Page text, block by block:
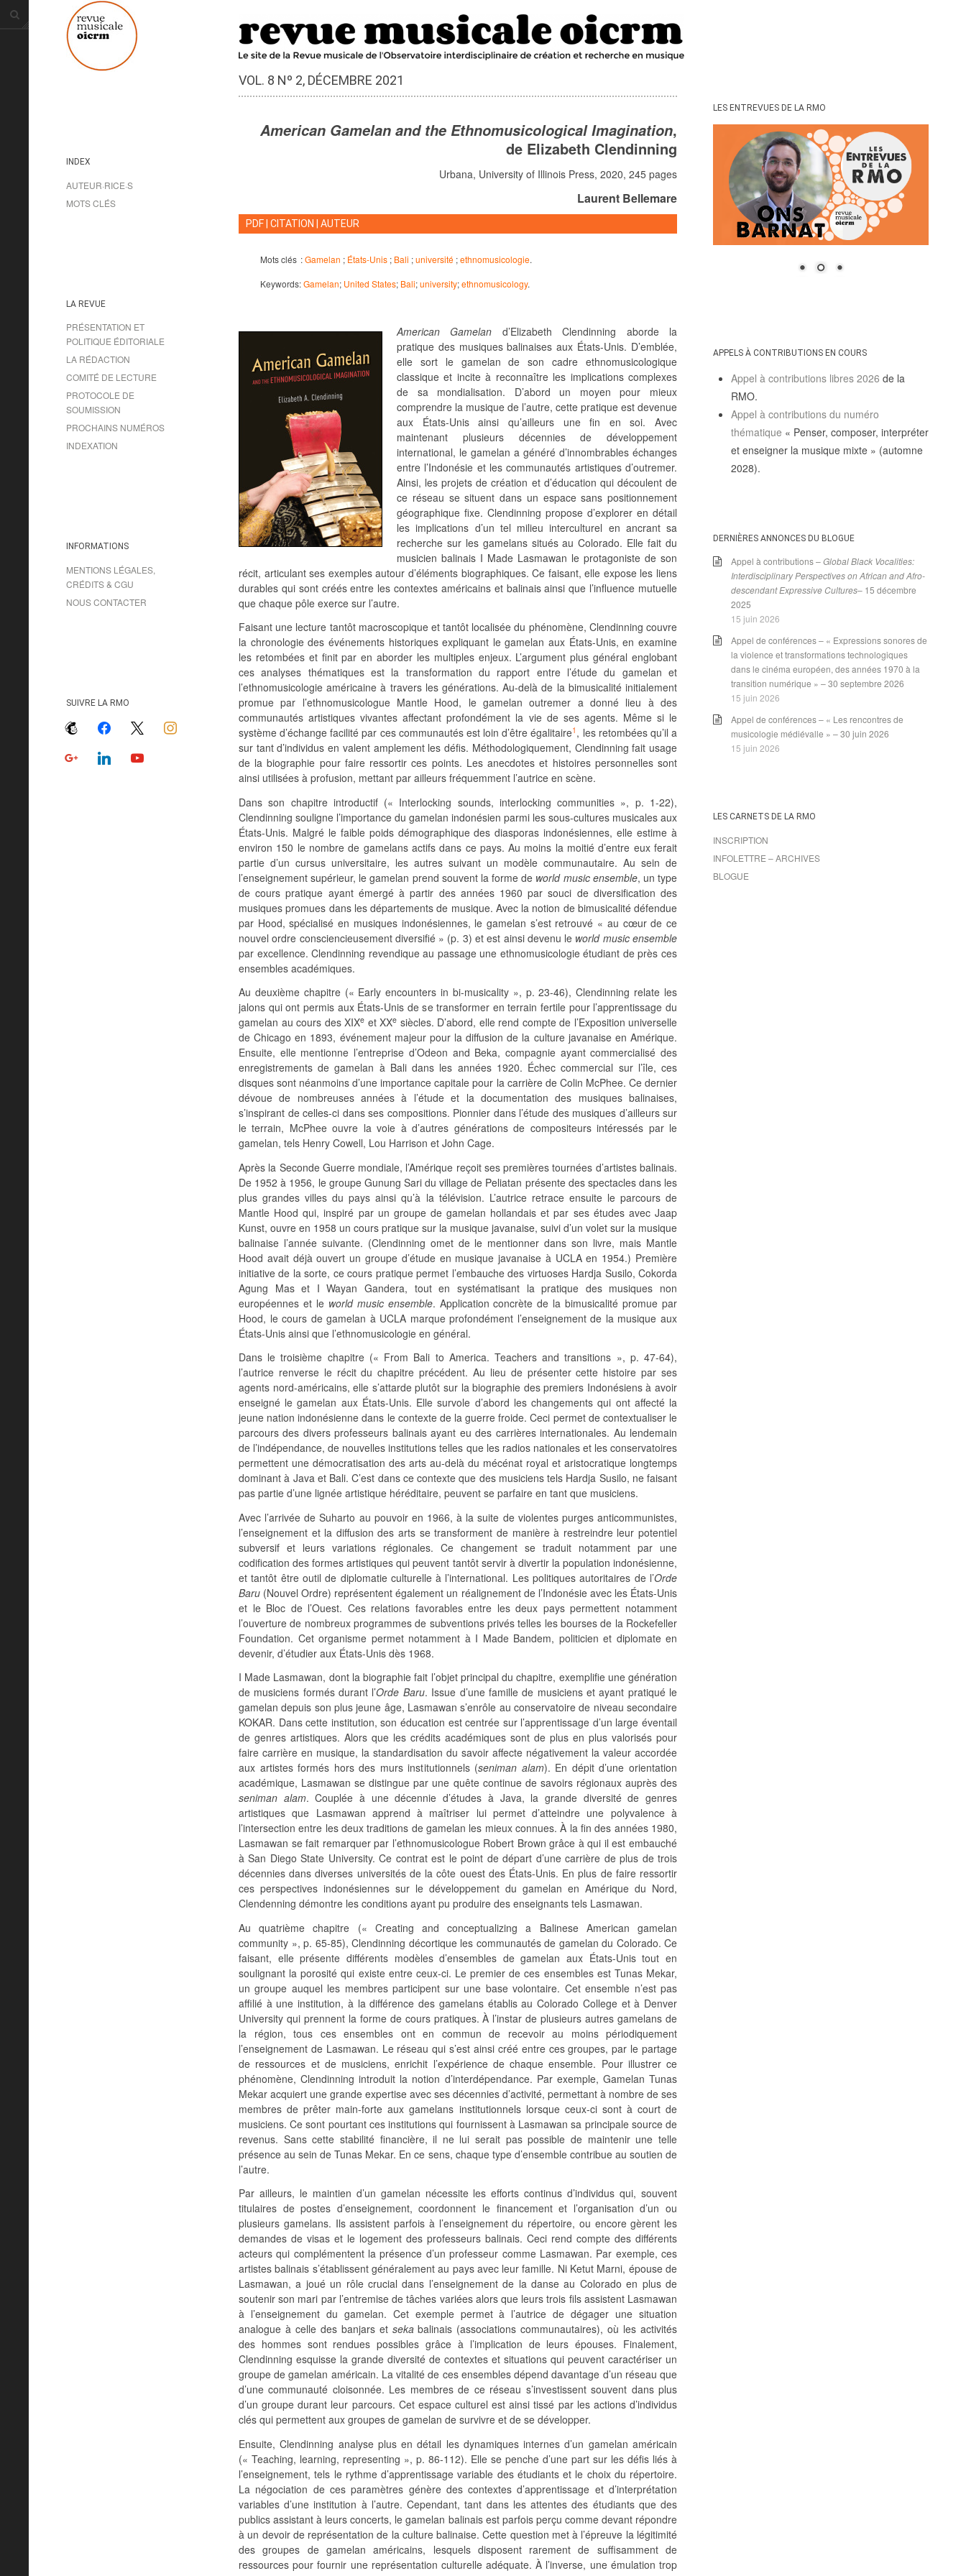
INDEX
AUTEUR·RICE·S
MOTS CLÉS
LA REVUE
PRÉSENTATION ET
POLITIQUE ÉDITORIALE
LA RÉDACTION
COMITÉ DE LECTURE
PROTOCOLE DE
SOUMISSION
PROCHAINS NUMÉROS
INDEXATION
INFORMATIONS
MENTIONS LÉGALES,
CRÉDITS & CGU
NOUS CONTACTER
SUIVRE LA RMO
mailchimpfacebook instagram
google linkedin youtube
VOL. 8 Nº 2, DÉCEMBRE 2021
American Gamelan and the Ethnomusicological Imagination,
de Elizabeth Clendinning
Urbana, University of Illinois Press, 2020, 245 pages
Laurent Bellemare
PDF CITATION AUTEUR
Mots clés :Gamelan ; États-Unis ; Bali ;université ;ethnomusicologie.
Keywords:Gamelan; United States; Bali;university;ethnomusicology.
American Gamelan d’Elizabeth Clendinning aborde la
pratique des musiques balinaises aux États-Unis. D’emblée,
elle sort le gamelan de son cadre ethnomusicologique
classique et incite à reconnaître les implications complexes
de sa mondialisation. D’abord un moyen pour mieux
comprendre la musique de l’autre, cette pratique est devenue
aux États-Unis ainsi qu’ailleurs une fin en soi. Avec
maintenant plusieurs décennies de développement
international, le gamelan a généré d’innombrables échanges
entre l’Indonésie et les communautés artistiques d’outremer.
Ainsi, les projets de création et d’éducation qui découlent de
ce réseau se situent dans un espace sans positionnement
géographique fixe. Clendinning propose d’explorer en détail
les implications d’un tel milieu interculturel en ancrant sa
recherche sur les gamelans situés au Colorado. Elle fait du
musicien balinais I Made Lasmawan le protagoniste de son
récit, articulant ses exemples autour d’éléments biographiques. Ce faisant, elle expose les liens
durables qui sont créés entre les contextes américains et balinais ainsi que l’influence mutuelle
que chaque pôle exerce sur l’autre.
Faisant une lecture tantôt macroscopique et tantôt localisée du phénomène, Clendinning couvre
la chronologie des événements historiques expliquant le gamelan aux États-Unis, en examine
les retombées et finit par en aborder les multiples enjeux. L’argument plus général englobant
ces analyses thématiques est la transformation du rapport entre l’étude du gamelan et
l’ethnomusicologie américaine à travers les générations. Au-delà de la bimusicalité initialement
promue par l’ethnomusicologue Mantle Hood, le gamelan outremer a donné lieu à des
communautés artistiques vivantes affectant profondément la vie de ses agents. Même si le
système d’échange facilité par ces communautés est loin d’être égalitaire1 , les retombées qu’il a
sur tant d’individus en valent amplement les défis. Méthodologiquement, Clendinning fait usage
de la biographie pour faire ressortir ces points. Les anecdotes et histoires personnelles sont
ainsi utilisées à profusion, mettant par ailleurs fréquemment l’autrice en scène.
Dans son chapitre introductif (« Interlocking sounds, interlocking communities », p. 1-22),
Clendinning souligne l’importance du gamelan indonésien parmi les sous-cultures musicales aux
États-Unis. Malgré le faible poids démographique des diasporas indonésiennes, elle estime à
environ 150 le nombre de gamelans actifs dans ce pays. Au moins la moitié d’entre eux ferait
partie d’un cursus universitaire, les autres suivant un modèle communautaire. Au sein de
l’enseignement supérieur, le gamelan prend souvent la forme de world music ensemble, un type
de cours pratique ayant émergé à partir des années 1960 par souci de diversification des
musiques promues dans les départements de musique. Avec la notion de bimusicalité défendue
par Hood, spécialisé en musiques indonésiennes, le gamelan s’est retrouvé « au cœur de ce
nouvel ordre consciencieusement diversifié » (p. 3) et est ainsi devenu le world music ensemble
par excellence. Clendinning revendique au passage une ethnomusicologie étudiant de près ces
ensembles académiques.
Au deuxième chapitre (« Early encounters in bi-musicality », p. 23-46), Clendinning relate les
jalons qui ont permis aux États-Unis de se transformer en terrain fertile pour l’apprentissage du
gamelan au cours des XIXe et XXe siècles. D’abord, elle rend compte de l’Exposition universelle
de Chicago en 1893, événement majeur pour la diffusion de la culture javanaise en Amérique.
Ensuite, elle mentionne l’entreprise d’Odeon and Beka, compagnie ayant commercialisé des
enregistrements de gamelan à Bali dans les années 1920. Échec commercial sur l’île, ces
disques sont néanmoins d’une importance capitale pour la carrière de Colin McPhee. Ce dernier
dévoue de nombreuses années à l’étude et la documentation des musiques balinaises,
s’inspirant de celles-ci dans ses compositions. Pionnier dans l’étude des musiques d’ailleurs sur
le terrain, McPhee ouvre la voie à d’autres générations de compositeurs intéressés par le
gamelan, tels Henry Cowell, Lou Harrison et John Cage.
Après la Seconde Guerre mondiale, l’Amérique reçoit ses premières tournées d’artistes balinais.
De 1952 à 1956, le groupe Gunung Sari du village de Peliatan présente des spectacles dans les
plus grandes villes du pays ainsi qu’à la télévision. L’autrice retrace ensuite le parcours de
Mantle Hood qui, inspiré par un groupe de gamelan hollandais et par ses études avec Jaap
Kunst, ouvre en 1958 un cours pratique sur la musique javanaise, suivi d’un volet sur la musique
balinaise l’année suivante. (Clendinning omet de le mentionner dans son livre, mais Mantle
Hood avait déjà ouvert un groupe d’étude en musique javanaise à UCLA en 1954.) Première
initiative de la sorte, ce cours pratique permet l’embauche des virtuoses Hardja Susilo, Cokorda
Agung Mas et I Wayan Gandera, tout en systématisant la pratique des musiques non
européennes et le world music ensemble. Application concrète de la bimusicalité promue par
Hood, le cours de gamelan à UCLA marque profondément l’enseignement de la musique aux
États-Unis ainsi que l’ethnomusicologie en général.
Dans le troisième chapitre (« From Bali to America. Teachers and transitions », p. 47-64),
l’autrice renverse le récit du chapitre précédent. Au lieu de présenter cette histoire par ses
agents nord-américains, elle s’attarde plutôt sur la biographie des premiers Indonésiens à avoir
enseigné le gamelan aux États-Unis. Elle survole d’abord les changements qui ont affecté la
jeune nation indonésienne dans le contexte de la guerre froide. Ceci permet de contextualiser le
parcours des divers professeurs balinais ayant eu des carrières internationales. Au lendemain
de l’indépendance, de nouvelles institutions telles que les radios nationales et les conservatoires
permettent une démocratisation des arts au-delà du mécénat royal et aristocratique longtemps
dominant à Java et Bali. C’est dans ce contexte que des musiciens tels Hardja Susilo, ne faisant
pas partie d’une lignée artistique héréditaire, peuvent se parfaire en tant que musiciens.
Avec l’arrivée de Suharto au pouvoir en 1966, à la suite de violentes purges anticommunistes,
l’enseignement et la diffusion des arts se transforment de manière à restreindre leur potentiel
subversif et leurs variations régionales. Ce changement se traduit notamment par une
codification des formes artistiques qui peuvent tantôt servir à divertir la population indonésienne,
et tantôt être outil de diplomatie culturelle à l’international. Les politiques autoritaires de l’Orde
Baru (Nouvel Ordre) représentent également un réalignement de l’Indonésie avec les États-Unis
et le Bloc de l’Ouest. Ces relations favorables entre les deux pays permettent notamment
l’ouverture de nombreux programmes de subventions privés telles les bourses de la Rockefeller
Foundation. Cet organisme permet notamment à I Made Bandem, politicien et diplomate en
devenir, d’étudier aux États-Unis dès 1968.
I Made Lasmawan, dont la biographie fait l’objet principal du chapitre, exemplifie une génération
de musiciens formés durant l’Orde Baru. Issue d’une famille de musiciens et ayant pratiqué le
gamelan depuis son plus jeune âge, Lasmawan s’enrôle au conservatoire de niveau secondaire
KOKAR. Dans cette institution, son éducation est centrée sur l’apprentissage d’un large éventail
de genres artistiques. Alors que les crédits académiques sont de plus en plus valorisés pour
faire carrière en musique, la standardisation du savoir affecte négativement la valeur accordée
aux artistes formés hors des murs institutionnels (seniman alam). En dépit d’une orientation
académique, Lasmawan se distingue par une quête continue de savoirs régionaux auprès des
seniman alam. Couplée à une décennie d’études à Java, la grande diversité de genres
artistiques que Lasmawan apprend à maîtriser lui permet d’atteindre une polyvalence à
l’intersection entre les deux traditions de gamelan les mieux connues. À la fin des années 1980,
Lasmawan se fait remarquer par l’ethnomusicologue Robert Brown grâce à qui il est embauché
à San Diego State University. Ce contrat est le point de départ d’une carrière de plus de trois
décennies dans diverses universités de la côte ouest des États-Unis. En plus de faire ressortir
ces perspectives indonésiennes sur le développement du gamelan en Amérique du Nord,
Clendenning démontre les conditions ayant pu produire des enseignants tels Lasmawan.
Au quatrième chapitre (« Creating and conceptualizing a Balinese American gamelan
community », p. 65-85), Clendinning décortique les communautés de gamelan du Colorado. Ce
faisant, elle présente différents modèles d’ensembles de gamelan aux États-Unis tout en
soulignant la porosité qui existe entre ceux-ci. Le premier de ces ensembles est Tunas Mekar,
un groupe auquel les membres participent sur une base volontaire. Cet ensemble n’est pas
affilié à une institution, à la différence des gamelans établis au Colorado College et à Denver
University qui prennent la forme de cours pratiques. À l’instar de plusieurs autres gamelans de
la région, tous ces ensembles ont en commun de recevoir au moins périodiquement
l’enseignement de Lasmawan. Le réseau qui s’est ainsi créé entre ces groupes, par le partage
de ressources et de musiciens, enrichit l’expérience de chaque ensemble. Pour illustrer ce
phénomène, Clendinning introduit la notion d’interdépendance. Par exemple, Gamelan Tunas
Mekar acquiert une grande expertise avec ses décennies d’activité, permettant à nombre de ses
membres de prêter main-forte aux gamelans institutionnels lorsque ceux-ci sont à court de
musiciens. Ce sont pourtant ces institutions qui fournissent à Lasmawan sa principale source de
revenus. Sans cette stabilité financière, il ne lui serait pas possible de maintenir une telle
présence au sein de Tunas Mekar. En ce sens, chaque type d’ensemble contribue au soutien de
l’autre.
Par ailleurs, le maintien d’un gamelan nécessite les efforts continus d’individus qui, souvent
titulaires de postes d’enseignement, coordonnent le financement et l’organisation d’un ou
plusieurs gamelans. Ils assistent parfois à l’enseignement du répertoire, ou encore gèrent les
demandes de visas et le logement des professeurs balinais. Ceci rend compte des différents
acteurs qui complémentent la présence d’un professeur comme Lasmawan. Par exemple, ces
artistes balinais s’établissent généralement au pays avec leur famille. Ni Ketut Marni, épouse de
Lasmawan, a joué un rôle crucial dans l’enseignement de la danse au Colorado en plus de
soutenir son mari par l’entremise de tâches variées alors que leurs trois fils assistent Lasmawan
à l’enseignement du gamelan. Cet exemple permet à l’autrice de dégager une situation
analogue à celle des banjars et sekabalinais (associations communautaires), où les activités
des hommes sont rendues possibles grâce à l’implication de leurs épouses. Finalement,
Clendinning esquisse la grande diversité de contextes et situations qui peuvent caractériser un
groupe de gamelan américain. La vitalité de ces ensembles dépend davantage d’un réseau que
d’une communauté cloisonnée. Les membres de ce réseau s’investissent souvent dans plus
d’un groupe durant leur parcours. Cet espace culturel est ainsi tissé par les actions d’individus
clés qui permettent aux groupes de gamelan de survivre et de se développer.
Ensuite, Clendinning analyse plus en détail les dynamiques internes d’un gamelan américain
(« Teaching, learning, representing », p. 86-112). Elle se penche d’une part sur les défis liés à
l’enseignement, tels le rythme d’apprentissage variable des étudiants et le choix du répertoire.
La négociation de ces paramètres génère des contextes d’apprentissage et d’interprétation
variables d’une institution à l’autre. Cependant, tant dans les attentes des étudiants que des
publics assistant à leurs concerts, le gamelan balinais est parfois perçu comme devant répondre
à un devoir de représentation de la culture balinaise. Cette question met à l’épreuve la légitimité
des groupes de gamelan américains, lesquels disposent rarement de suffisamment de
ressources pour fournir une représentation culturelle adéquate. À l’inverse, une émulation trop
LES ENTREVUES DE LA RMO
APPELS À CONTRIBUTIONS EN COURS
Appel à contributions libres 2026 de la
RMO.
Appel à contributions du numéro
thématique « Penser, composer, interpréter
et enseigner la musique mixte » (automne
2028).
DERNIÈRES ANNONCES DU BLOGUE
Appel à contributions –Global Black Vocalities:
Interdisciplinary Perspectives on African and Afro-
descendant Expressive Cultures– 15 décembre
2025
15 juin 2026
Appel de conférences – « Expressions sonores de
la violence et transformations technologiques
dans le cinéma européen, des années 1970 à la
transition numérique » – 30 septembre 2026
15 juin 2026
Appel de conférences – « Les rencontres de
musicologie médiévalle » – 30 juin 2026
15 juin 2026
LES CARNETS DE LA RMO
INSCRIPTION
INFOLETTRE – ARCHIVES
BLOGUE